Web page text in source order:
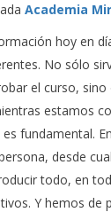
Academia
hoy en
No sólo
el curso, sino
estamos
fundamental.
desde
todo, en
Y hemos de